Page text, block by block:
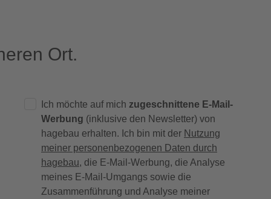
Ort.
Ich möchte auf mich zugeschnittene E-Mail-
Werbung (inklusive den Newsletter) von
hagebau erhalten. Ich bin mit der Nutzung
meiner personenbezogenen Daten durch
hagebau, die E-Mail-Werbung, die Analyse
meines E-Mail-Umgangs sowie die
Zusammenführung und Analyse meiner